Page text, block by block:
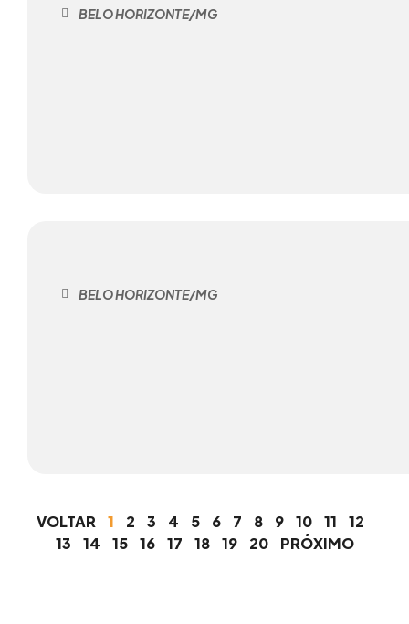
BELO HORIZONTE/MG
BELO HORIZONTE/MG
VOLTAR 1 2 3 4 5 6 7 8 9 10 11
12
13
14 15 16 17 18 19 20 PRÓXIMO